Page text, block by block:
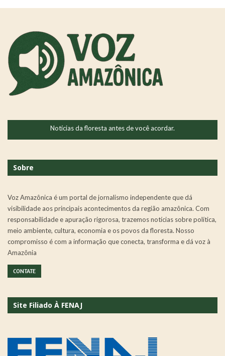
Notícias da floresta antes de você acordar.
Sobre
Voz Amazônica é um portal de jornalismo independente que dá
visibilidade aos principais acontecimentos da região amazônica. Com
responsabilidade e apuração rigorosa, trazemos notícias sobre política,
meio ambiente, cultura, economia e os povos da floresta. Nosso
compromisso é com a informação que conecta, transforma e dá voz à
Amazônia
CONTATE
Site Filiado À FENAJ